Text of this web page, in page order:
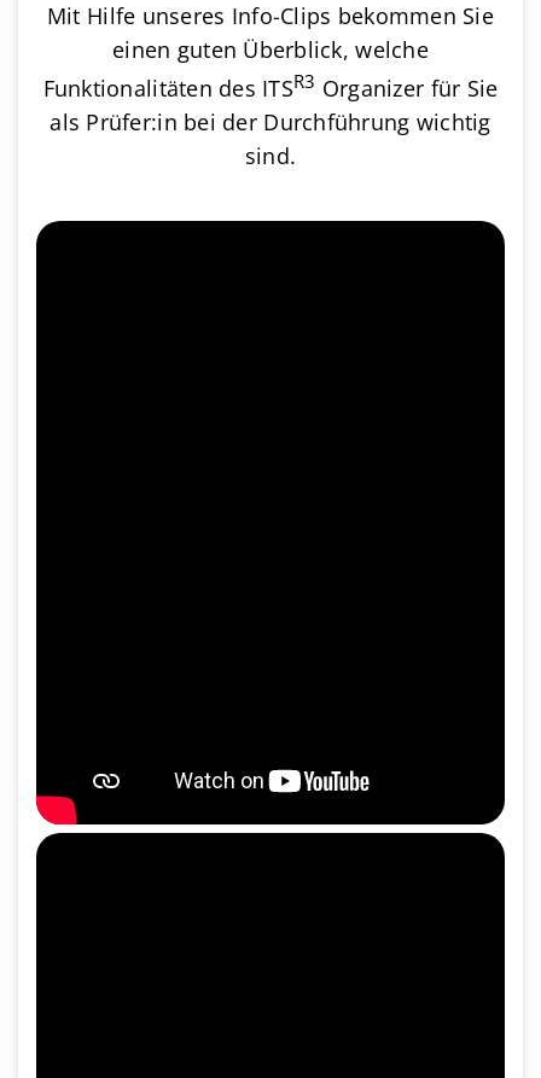
Mit Hilfe unseres Info-Clips bekommen Sie
einen guten Überblick, welche
Funktionalitäten des ITSR3 Organizer für Sie
als Prüfer:in bei der Durchführung wichtig
sind.